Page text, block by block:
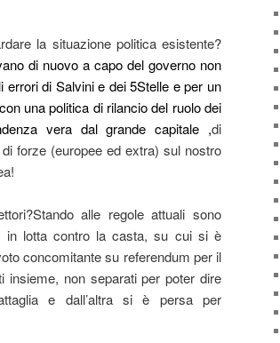
la situazione politica esistente?
di nuovo a capo del governo non
di Salvini e dei 5Stelle e per un
una politica di rilancio del ruolo dei
vera dal grande capitale ,di
forze (europee ed extra) sul nostro
alle regole attuali sono
in lotta contro la casta, su cui si è
concomitante su referendum per il
insieme, non separati per poter dire
e dall’altra si è persa per